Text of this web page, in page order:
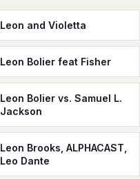
Leon and Violetta
Leon Bolier feat Fisher
Leon Bolier vs. Samuel L.
Jackson
Leon Brooks, ALPHACAST,
Leo Dante